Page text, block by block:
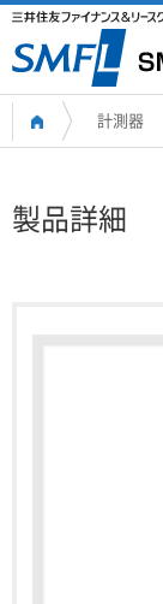
計測器
製品詳細